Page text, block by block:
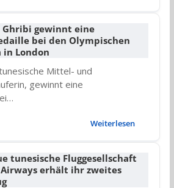
Ghribi gewinnt eine
bei den Olympischen
in London
Mittel- und
gewinnt eine
Weiterlesen
tunesische Fluggesellschaft
Airways erhält ihr zweites